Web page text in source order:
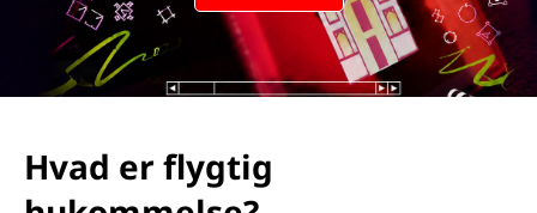
Hvad er flygtig